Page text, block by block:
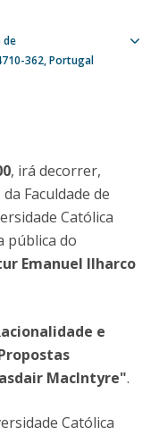
de
362 Portugal
, irá decorrer,
da Faculdade de
Católica
pública do
Emanuel Ilharco
e
MacIntyre".
Católica